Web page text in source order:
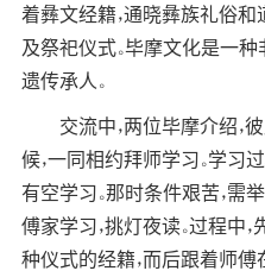
着彝文经籍，通晓彝族礼俗
及祭祀仪式。毕摩文化是一
遗传承人。
交流中，两位毕摩介绍，
候，一同相约拜师学习。学习
有空学习。那时条件艰苦，需
傅家学习，挑灯夜读。过程中
种仪式的经籍，而后跟着师